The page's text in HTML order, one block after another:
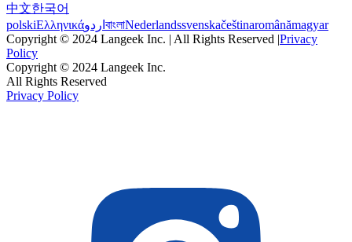
中文한국어
polskiΕλληνικάاردو বাংলাNederlandssvenskačeštinaromânămagyar
Copyright © 2024 Langeek Inc. | All Rights Reserved |Privacy
Policy
Copyright © 2024 Langeek Inc.
All Rights Reserved
Privacy Policy